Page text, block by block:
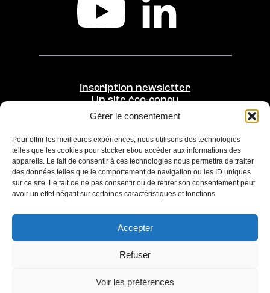
Gérer le consentement
Pour offrir les meilleures expériences, nous utilisons des technologies
telles que les cookies pour stocker et/ou accéder aux informations des
appareils. Le fait de consentir à ces technologies nous permettra de traiter
des données telles que le comportement de navigation ou les ID uniques
sur ce site. Le fait de ne pas consentir ou de retirer son consentement peut
avoir un effet négatif sur certaines caractéristiques et fonctions.
Accepter
Refuser
Voir les préférences
Inscription newsletter
Un site éco-conçu
Une initiative de Opérée par
LMSYS